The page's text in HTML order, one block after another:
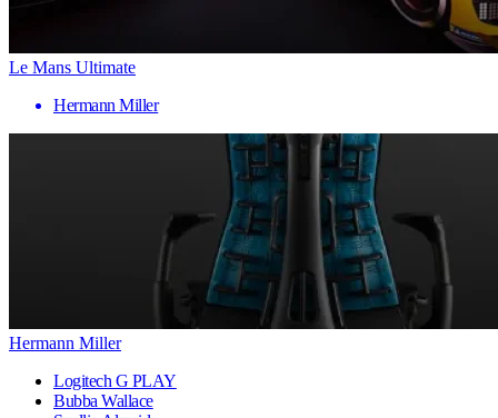
Le Mans Ultimate
Hermann Miller
Hermann Miller
Logitech G PLAY
Bubba Wallace